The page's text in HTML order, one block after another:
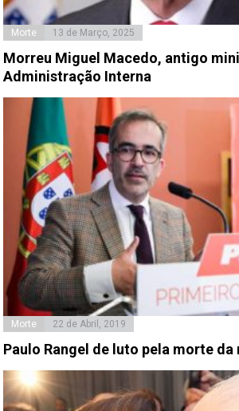
Morte 13 de Março, 2025
Morreu Miguel Macedo, antigo
Administração Interna
Morte 22 de Abril, 2019
Paulo Rangel de luto pela morte da